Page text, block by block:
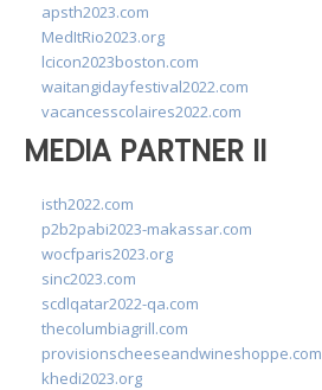
apsth2023.com
MedItRio2023.org
lcicon2023boston.com
waitangidayfestival2022.com
vacancesscolaires2022.com
MEDIA PARTNER II
isth2022.com
p2b2pabi2023-makassar.com
wocfparis2023.org
sinc2023.com
scdlqatar2022-qa.com
thecolumbiagrill.com
provisionscheeseandwineshoppe.com
khedi2023.org